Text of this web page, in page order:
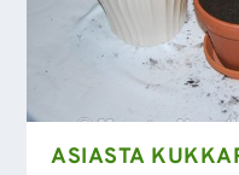
ASIASTA